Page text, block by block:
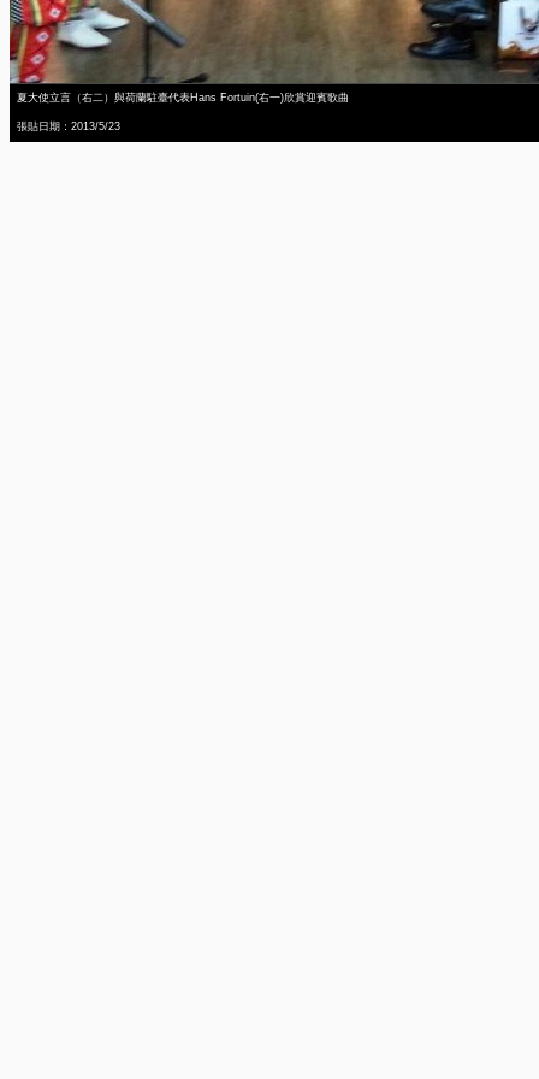
夏大使立言（右二）與荷蘭駐臺代表Hans Fortuin(右一)欣賞迎賓歌曲
張貼日期：2013/5/23